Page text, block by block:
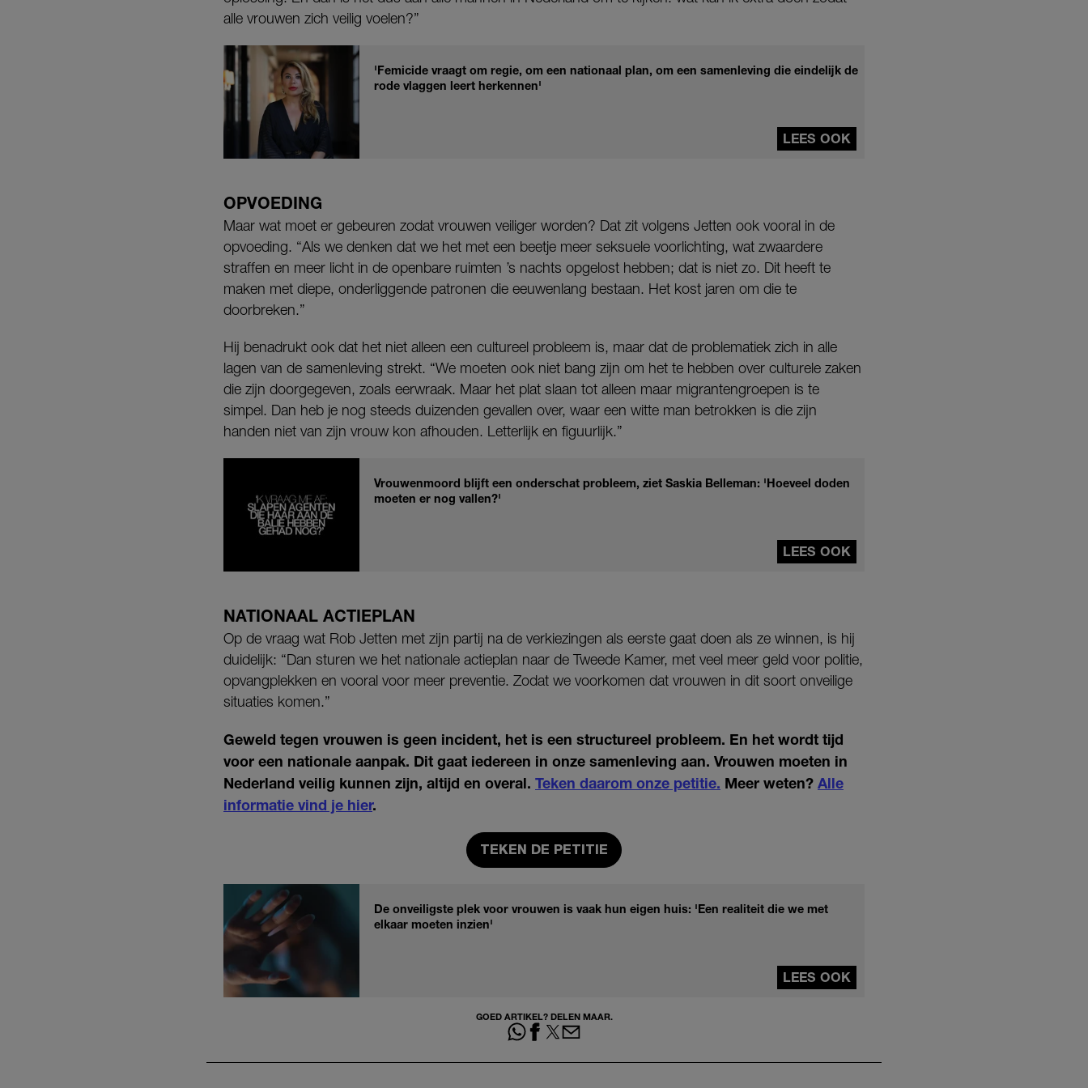
alle vrouwen zich veilig voelen?”
'Femicide vraagt om regie, om een nationaal plan, om een samenleving die eindelijk de
rode vlaggen leert herkennen'
LEES OOK
OPVOEDING
Maar wat moet er gebeuren zodat vrouwen veiliger worden? Dat zit volgens Jetten ook vooral in de
opvoeding. “Als we denken dat we het met een beetje meer seksuele voorlichting, wat zwaardere
straffen en meer licht in de openbare ruimten ’s nachts opgelost hebben; dat is niet zo. Dit heeft te
maken met diepe, onderliggende patronen die eeuwenlang bestaan. Het kost jaren om die te
doorbreken.”
Hij benadrukt ook dat het niet alleen een cultureel probleem is, maar dat de problematiek zich in alle
lagen van de samenleving strekt. “We moeten ook niet bang zijn om het te hebben over culturele zaken
die zijn doorgegeven, zoals eerwraak. Maar het plat slaan tot alleen maar migrantengroepen is te
simpel. Dan heb je nog steeds duizenden gevallen over, waar een witte man betrokken is die zijn
handen niet van zijn vrouw kon afhouden. Letterlijk en figuurlijk.”
Vrouwenmoord blijft een onderschat probleem, ziet Saskia Belleman: 'Hoeveel doden
moeten er nog vallen?'
LEES OOK
NATIONAAL ACTIEPLAN
Op de vraag wat Rob Jetten met zijn partij na de verkiezingen als eerste gaat doen als ze winnen, is hij
duidelijk: “Dan sturen we het nationale actieplan naar de Tweede Kamer, met veel meer geld voor politie,
opvangplekken en vooral voor meer preventie. Zodat we voorkomen dat vrouwen in dit soort onveilige
situaties komen.”
Geweld tegen vrouwen is geen incident, het is een structureel probleem. En het wordt tijd
voor een nationale aanpak. Dit gaat iedereen in onze samenleving aan. Vrouwen moeten in
Nederland veilig kunnen zijn, altijd en overal. Teken daarom onze petitie. Meer weten? Alle
informatie vind je hier.
TEKEN DE PETITIE
De onveiligste plek voor vrouwen is vaak hun eigen huis: 'Een realiteit die we met
elkaar moeten inzien'
LEES OOK
GOED ARTIKEL? DELEN MAAR.